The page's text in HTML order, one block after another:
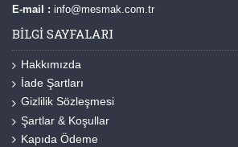
E-mail : info@mesmak.com.tr
BILGI SAYFALARI
Hakkımızda
İade Şartları
Gizlilik Sözleşmesi
Şartlar & Koşullar
Kapıda Ödeme